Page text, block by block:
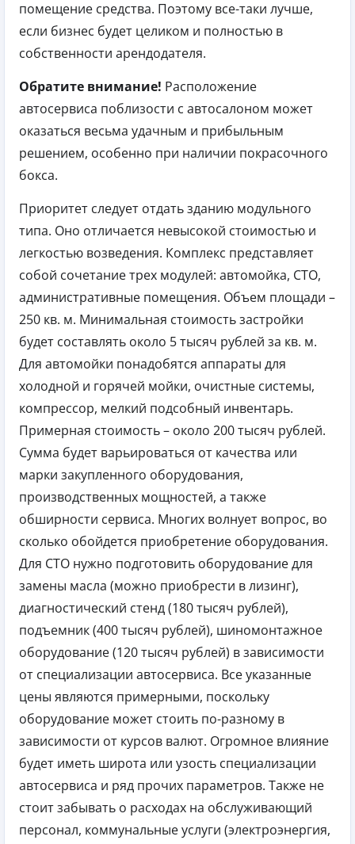
помещение средства. Поэтому все-таки лучше,
если бизнес будет целиком и полностью в
собственности арендодателя.
Обратите внимание! Расположение
автосервиса поблизости с автосалоном может
оказаться весьма удачным и прибыльным
решением, особенно при наличии покрасочного
бокса.
Приоритет следует отдать зданию модульного
типа. Оно отличается невысокой стоимостью и
легкостью возведения. Комплекс представляет
собой сочетание трех модулей: автомойка, СТО,
административные помещения. Объем площади –
250 кв. м. Минимальная стоимость застройки
будет составлять около 5 тысяч рублей за кв. м.
Для автомойки понадобятся аппараты для
холодной и горячей мойки, очистные системы,
компрессор, мелкий подсобный инвентарь.
Примерная стоимость – около 200 тысяч рублей.
Сумма будет варьироваться от качества или
марки закупленного оборудования,
производственных мощностей, а также
обширности сервиса. Многих волнует вопрос, во
сколько обойдется приобретение оборудования.
Для СТО нужно подготовить оборудование для
замены масла (можно приобрести в лизинг),
диагностический стенд (180 тысяч рублей),
подъемник (400 тысяч рублей), шиномонтажное
оборудование (120 тысяч рублей) в зависимости
от специализации автосервиса. Все указанные
цены являются примерными, поскольку
оборудование может стоить по-разному в
зависимости от курсов валют. Огромное влияние
будет иметь широта или узость специализации
автосервиса и ряд прочих параметров. Также не
стоит забывать о расходах на обслуживающий
персонал, коммунальные услуги (электроэнергия,